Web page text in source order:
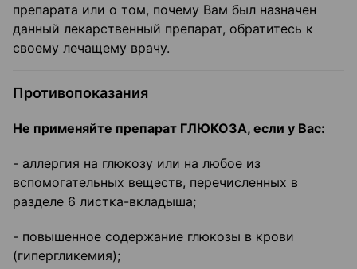
препарата или о том, почему Вам был назначен
данный лекарственный препарат, обратитесь к
своему лечащему врачу.
Противопоказания
Не применяйте препарат ГЛЮКОЗА, если у Вас:
- аллергия на глюкозу или на любое из
вспомогательных веществ, перечисленных в
разделе 6 листка-вкладыша;
- повышенное содержание глюкозы в крови
(гипергликемия);